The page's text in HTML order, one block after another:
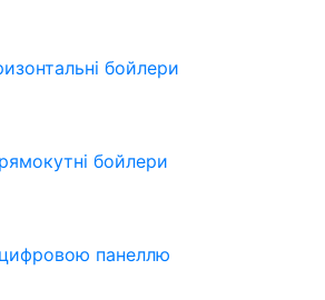
бойлери
бойлери
панеллю